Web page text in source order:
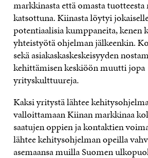
markkinasta että omasta
katsottuna. Kiinasta löytyi
potentiaalisia kumppaneita, kenen
yhteistyötä ohjelman jälkeenkin.
sekä asiakaskaskeskeisyyden
kehittämisen keskiöön muutti jopa
yrityskulttuureja.
Kaksi yritystä lähtee
valloittamaan Kiinan markkinaa
saatujen oppien ja kontaktien
lähtee kehitysohjelman opeilla
asemaansa muilla Suomen